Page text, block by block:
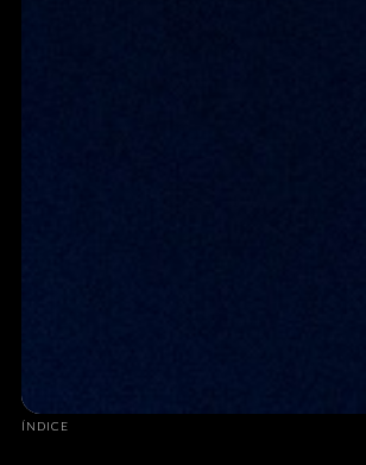
ÍNDICE